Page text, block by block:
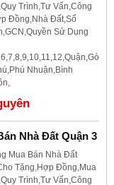
Trình,Tư Vấn,Công
Đồng,Nhà Đất,Sổ
Sử Dụng
Nhuận,Bình
Nhà Đất Quận 3
Mua Bán Nhà Đất
Tặng,Hợp Đồng,Mua
Trình,Tư Vấn,Công